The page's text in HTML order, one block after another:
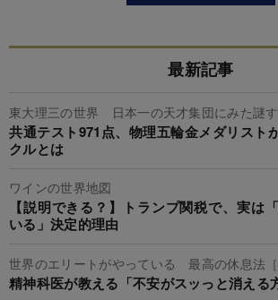
最新記事
東大理三の世界 日本一の天才集団にみた謎
共通テスト971点、物理五輪金メダリスト
クルとは
ワインの世界地図
【説明できる？】トランプ関税で、実は
いる」決定的理由
世界のエリートがやっている 最高の休息法［
精神科医が教える「不安がスッっと消える